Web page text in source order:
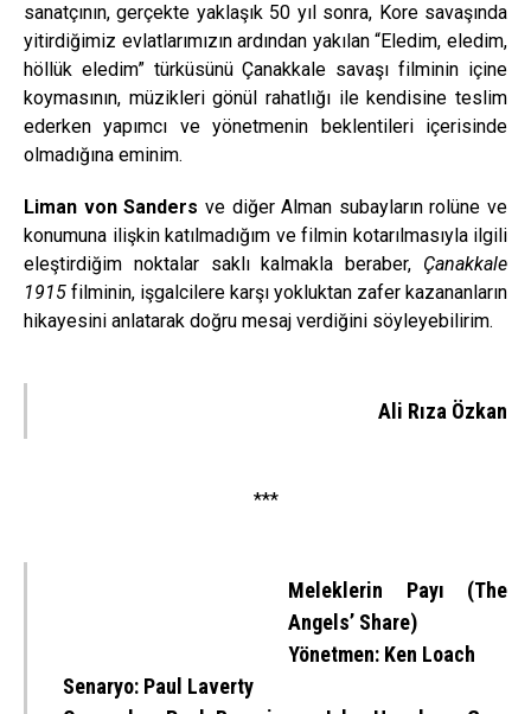
sanatçının, gerçekte yaklaşık 50 yıl sonra, Kore savaşında
yitirdiğimiz evlatlarımızın ardından yakılan “Eledim, eledim,
höllük eledim” türküsünü Çanakkale savaşı filminin içine
koymasının, müzikleri gönül rahatlığı ile kendisine teslim
ederken yapımcı ve yönetmenin beklentileri içerisinde
olmadığına eminim.
Liman von Sanders ve diğer Alman subayların rolüne ve
konumuna ilişkin katılmadığım ve filmin kotarılmasıyla ilgili
eleştirdiğim noktalar saklı kalmakla beraber, Çanakkale
1915 filminin, işgalcilere karşı yokluktan zafer kazananların
hikayesini anlatarak doğru mesaj verdiğini söyleyebilirim.
Ali Rıza Özkan
***
Meleklerin Payı (The
Angels’ Share)
Yönetmen: Ken Loach
Senaryo: Paul Laverty